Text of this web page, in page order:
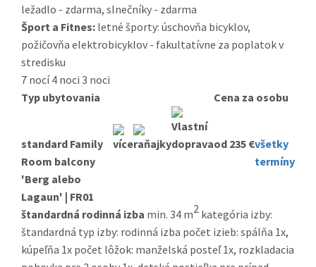
ležadlo - zdarma, slnečníky - zdarma
Šport a Fitnes: letné športy: úschovňa bicyklov,
požičovňa elektrobicyklov - fakultatívne za poplatok v
stredisku
7 nocí4 noci 3 noci
Typ ubytovania
Cena za osobu
standard Family
Room balcony
'Berg alebo
Lagaun' | FR01
od 235 €všetky
termíny
štandardná rodinná izba min. 34 m2 kategória izby:
štandardná typ izby: rodinná izba počet izieb: spálňa 1x,
kúpeľňa 1x počet lôžok: manželská posteľ 1x, rozkladacia